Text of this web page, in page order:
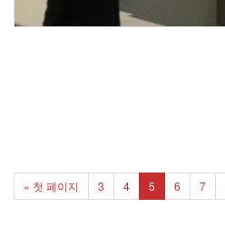
« 첫 페이지 3 4 5 6 7